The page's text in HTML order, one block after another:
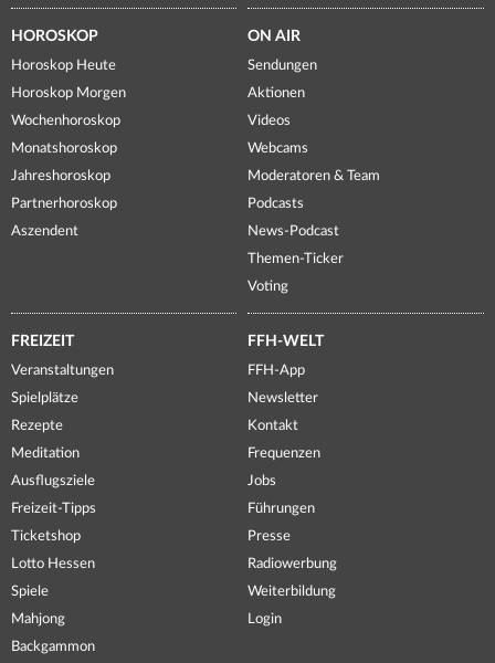
HOROSKOP
Horoskop Heute
Horoskop Morgen
Wochenhoroskop
Monatshoroskop
Jahreshoroskop
Partnerhoroskop
Aszendent
ON AIR
Sendungen
Aktionen
Videos
Webcams
Moderatoren & Team
Podcasts
News-Podcast
Themen-Ticker
Voting
FREIZEIT
Veranstaltungen
Spielplätze
Rezepte
Meditation
Ausflugsziele
Freizeit-Tipps
Ticketshop
Lotto Hessen
Spiele
Mahjong
Backgammon
FFH-WELT
FFH-App
Newsletter
Kontakt
Frequenzen
Jobs
Führungen
Presse
Radiowerbung
Weiterbildung
Login